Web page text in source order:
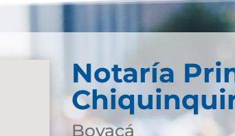
Notaría
Boyacá